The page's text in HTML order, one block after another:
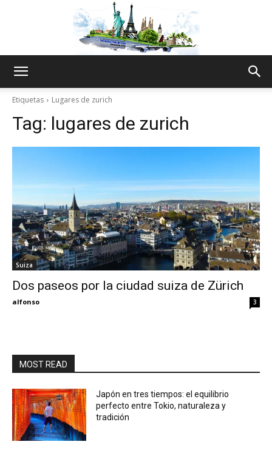
Thru
My
Etiquetas Lugares de zurich
Tag: lugares de zurich
Suiza
Dos paseos por la ciudad suiza de Zürich
alfonso 3
MOST READ
Japón en tres tiempos: el equilibrio
perfecto entre Tokio, naturaleza y
tradición